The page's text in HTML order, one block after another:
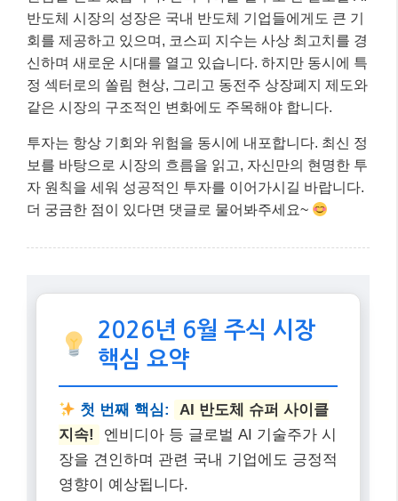
반도체 시장의 성장은 국내 반도체 기업들에게도 큰 기
회를 제공하고 있으며, 코스피 지수는 사상 최고치를 경
신하며 새로운 시대를 열고 있습니다. 하지만 동시에 특
정 섹터로의 쏠림 현상, 그리고 동전주 상장폐지 제도와
같은 시장의 구조적인 변화에도 주목해야 합니다.
투자는 항상 기회와 위험을 동시에 내포합니다. 최신 정
보를 바탕으로 시장의 흐름을 읽고, 자신만의 현명한 투
자 원칙을 세워 성공적인 투자를 이어가시길 바랍니다.
더 궁금한 점이 있다면 댓글로 물어봐주세요~
2026년 6월 주식 시장
핵심 요약
첫 번째 핵심:
AI 반도체 슈퍼 사이클
지속!
엔비디아 등 글로벌 AI 기술주가 시
장을 견인하며 관련 국내 기업에도 긍정적
영향이 예상됩니다.